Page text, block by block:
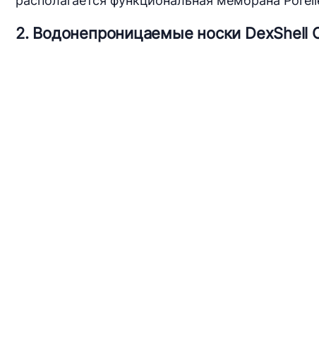
2. Водонепроницаемые носки DexShell